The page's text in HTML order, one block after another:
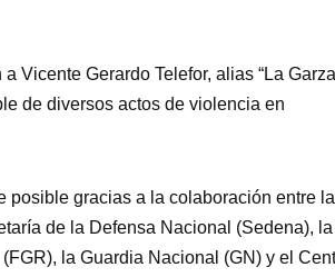
Vicente Gerardo Telefor, alias “La
de diversos actos de violencia en
posible gracias a la colaboración entre la
de la Defensa Nacional (Sedena), la
la Guardia Nacional (GN) y el